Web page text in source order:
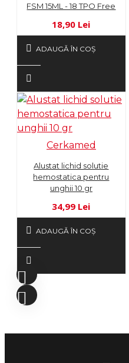
FSM 15ML - 18 TPO Free
18,90 Lei
ADAUGĂ ÎN COŞ
Cerkamed
Alustat lichid solutie
hemostatica pentru
unghii 10 gr
34,99 Lei
ADAUGĂ ÎN COŞ